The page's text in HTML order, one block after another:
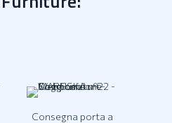
Consegna porta a